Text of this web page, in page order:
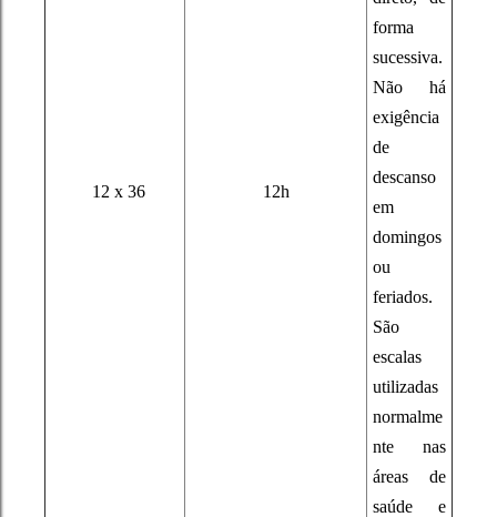
12 x 36 12h
forma
sucessiva.
Não há
exigência
de
descanso
em
domingos
ou
feriados.
São
escalas
utilizadas
normalme
nte nas
áreas de
saúde e